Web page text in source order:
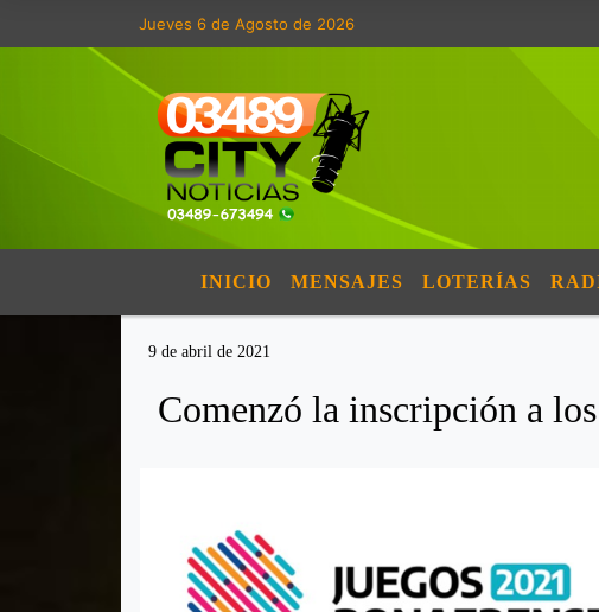
Jueves 6 de Agosto de 2026
INICIO MENSAJES LOTERÍAS
9 de abril de 2021
Comenzó la inscripción a